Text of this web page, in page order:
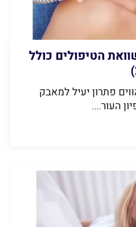
הטיפולים כולל
פתרון יעיל למאבק
העור....